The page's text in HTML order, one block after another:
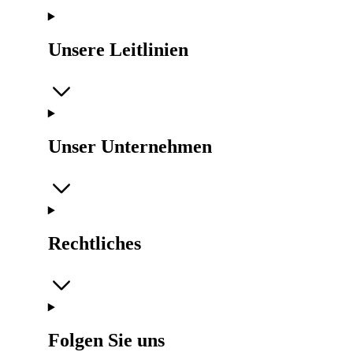
Unsere Leitlinien
Unser Unternehmen
Rechtliches
Folgen Sie uns